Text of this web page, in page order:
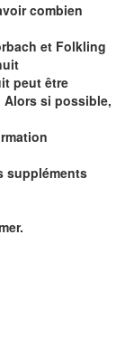
combien
et Folkling
peut être
Alors si possible,
suppléments